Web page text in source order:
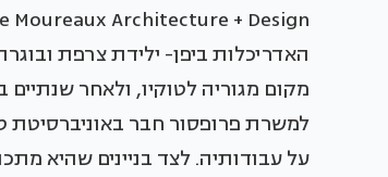
האדריכלות ביפן- ילידת צרפת
מקום מגוריה לטוקיו, ולאחר
למשרת פרופסור חבר באוניברסיטת
על עבודותיה. לצד בניינים שהיא